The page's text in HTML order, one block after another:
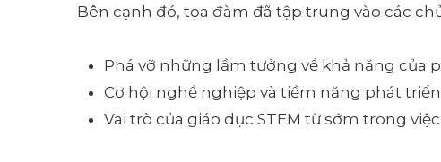
Bên cạnh đó, tọa đàm đã tập trung vào các
Phá vỡ những lầm tưởng về khả năng của
Cơ hội nghề nghiệp và tiềm năng phát
Vai trò của giáo dục STEM từ sớm trong